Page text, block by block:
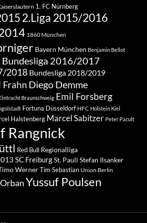
1. FC Nürnberg
2.Liga 2015/2016
1860 München
Bayern München Benjamin Bellot
Bundesliga 2016/2017
2018 Bundesliga 2018/2019
Frahn Diego Demme
Eintracht Braunschweig Emil Forsberg
Fortuna Düsseldorf HFC Holstein Kiel
Halstenberg Marcel Sabitzer Peter Pacult
Rangnick
Red Bull Regionalliga
SC FreiburgSt. Pauli Stefan Ilsanker
WernerTim Sebastian Union Berlin
Yussuf Poulsen